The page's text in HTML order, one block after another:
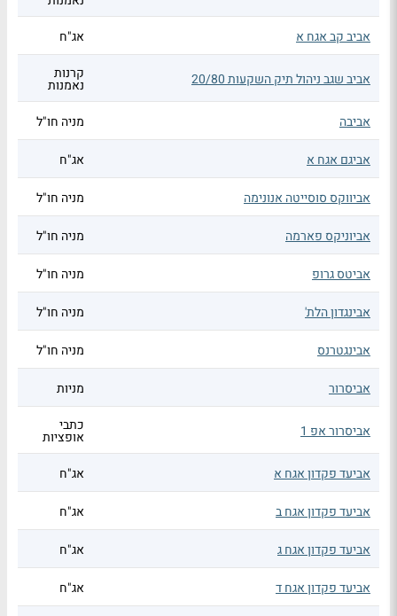
אביב קב אגח א
אג"ח
אביב שגב ניהול תיק השקעות 20/80 קרנות
נאמנות
אביבה
מניה חו"ל
אביגם אגח א אג"ח
אביווקס סוסייטה אנונימה מניה חו"ל
אביוניקס פארמה מניה חו"ל
אביטס גרופ מניה חו"ל
אבינגדון הלת' מניה חו"ל
אבינגטרנס מניה חו"ל
אביסרור מניות
אביסרור אפ 1 כתבי
אופציות
אביעד פקדון אגח א
אג"ח
אביעד פקדון אגח ב אג"ח
אביעד פקדון אגח ג אג"ח
אביעד פקדון אגח ד אג"ח